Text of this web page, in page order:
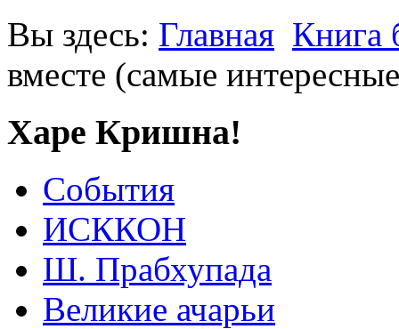
Вы здесь: Главная Книга
вместе (самые
Харе Кришна!
События
ИСККОН
Ш. Прабхупада
Великие ачарьи